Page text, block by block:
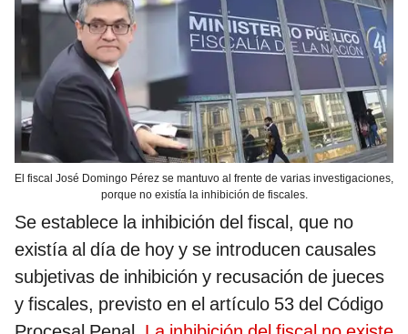
El fiscal José Domingo Pérez se mantuvo al frente de varias investigaciones,
porque no existía la inhibición de fiscales.
Se establece la inhibición del fiscal, que no
existía al día de hoy y se introducen causales
subjetivas de inhibición y recusación de jueces
y fiscales, previsto en el artículo 53 del Código